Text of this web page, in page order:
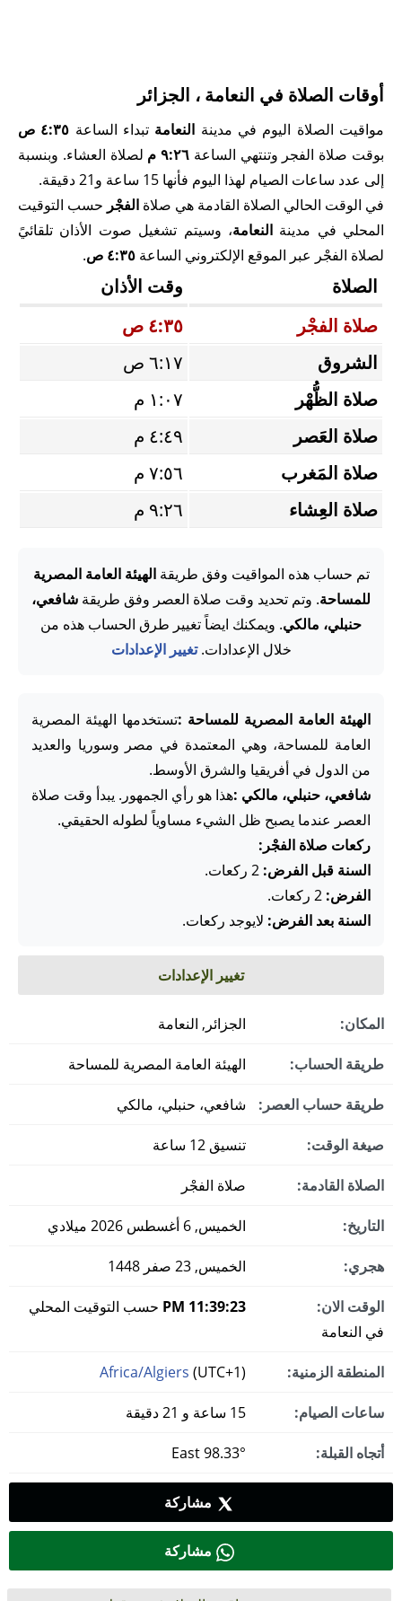
أوقات الصلاة في النعامة ، الجزائر
مواقيت الصلاة اليوم في مدينة النعامة تبداء الساعة ٤:٣٥ ص
بوقت صلاة الفجر وتنتهي الساعة ٩:٢٦ م
لصلاة العشاء. وبنسبة
إلى عدد ساعات الصيام لهذا اليوم فأنها 15 ساعة و21 دقيقة.
في الوقت الحالي الصلاة القادمة هي صلاة الفجْر حسب التوقيت
المحلي في مدينةالنعامة، وسيتم تشغيل صوت الأذان تلقائيً
لصلاة الفجْر عبر الموقع الإلكتروني الساعة ٤:٣٥ ص .
الصلاة
وقت الأذان
صلاة الفجْر
٤:٣٥ ص
الشروق
٦:١٧ ص
صلاة الظُّهْر
١:٠٧ م
صلاة العَصر
٤:٤٩ م
صلاة المَغرب
٧:٥٦ م
صلاة العِشاء
٩:٢٦ م
تم حساب هذه المواقيت وفق طريقةالهيئة العامة المصرية
للمساحة. وتم تحديد وقت صلاة العصر وفق طريقة شافعي،
حنبلي، مالكي. ويمكنك ايضاً تغيير طرق الحساب هذه من
خلال الإعدادات.تغيير الإعدادات
الهيئة العامة المصرية للمساحة :تستخدمها الهيئة المصرية
العامة للمساحة، وهي المعتمدة في مصر وسوريا والعديد
من الدول في أفريقيا والشرق الأوسط.
شافعي، حنبلي، مالكي :هذا هو رأي الجمهور. يبدأ وقت صلاة
العصر عندما يصبح ظل الشيء مساوياً لطوله الحقيقي.
ركعات صلاة الفجْر:
السنة قبل الفرض:
الفرض:
السنة بعد الفرض: لايوجد ركعات.
تغيير الإعدادات
المكان: الجزائر, النعامة
طريقة الحساب: الهيئة العامة المصرية للمساحة
طريقة حساب العصر: شافعي، حنبلي، مالكي
صيغة الوقت: تنسيق 12 ساعة
الصلاة القادمة: صلاة الفجْر
التاريخ: الخميس, 6 أغسطس 2026 ميلادي
هجري: الخميس, 23 صفر 1448
الوقت الان: 11:39:24 PM
حسب التوقيت المحلي
في النعامة
المنطقة الزمنية: Africa/Algiers (UTC+1)
ساعات الصيام:
أتجاه القبلة:
مشاركة
مشاركة